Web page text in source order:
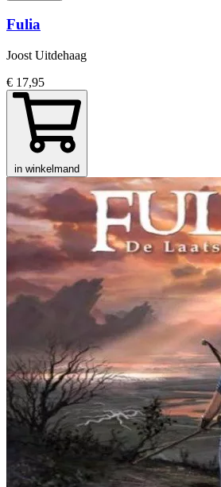
Fulia
Joost Uitdehaag
€ 17,95
in winkelmand